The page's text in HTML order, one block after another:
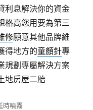
利息解決你的資金
格高您用要為第三
修願意其他品牌維
得地方的童顏針專
規劃專屬解決方案
地房屋二胎
時噴霧